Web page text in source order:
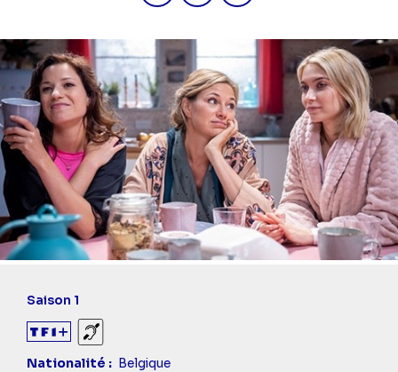
Saison 1
Sourds et malentendants
Nationalité
Belgique